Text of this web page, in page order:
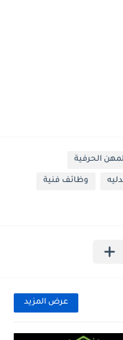
الحرفية
وظائف فنية
عرض المزيد